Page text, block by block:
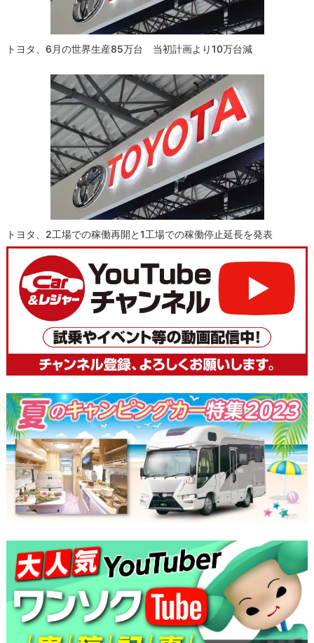
トヨタ、6月の世界生産85万台 当初計画より10万台減
トヨタ、2工場での稼働再開と1工場での稼働停止延長を発表